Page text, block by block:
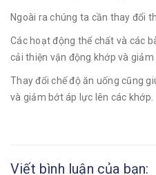
Ngoài ra chúng ta cần thay đổi
Các hoạt động thể chất và các
cải thiện vận động khớp và giảm
Thay đổi chế độ ăn uống cũng
và giảm bớt áp lực lên các khớp.
Viết bình luận của bạn: